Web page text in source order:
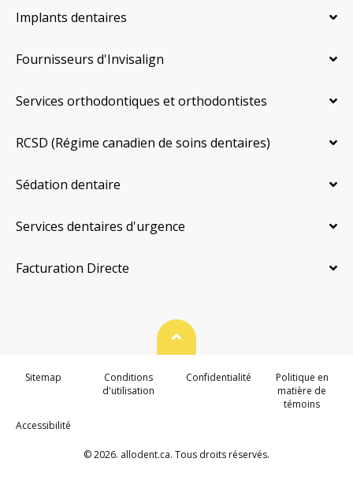
Implants dentaires
Fournisseurs d'Invisalign
Services orthodontiques et orthodontistes
RCSD (Régime canadien de soins dentaires)
Sédation dentaire
Services dentaires d'urgence
Facturation Directe
© 2026. allodent.ca. Tous droits réservés.
Haut de page
Sitemap
Conditions
d'utilisation
Confidentialité
Politique en
matière de
témoins
Accessibilité